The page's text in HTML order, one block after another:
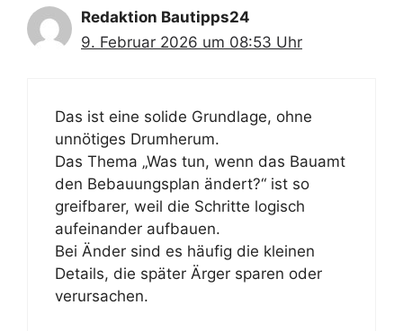
Redaktion Bautipps24
9. Februar 2026 um 08:53 Uhr
Das ist eine solide Grundlage, ohne
unnötiges Drumherum.
Das Thema „Was tun, wenn das Bauamt
den Bebauungsplan ändert?“ ist so
greifbarer, weil die Schritte logisch
aufeinander aufbauen.
Bei Änder sind es häufig die kleinen
Details, die später Ärger sparen oder
verursachen.